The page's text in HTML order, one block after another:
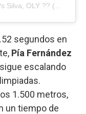
segundos en
Pía Fernández
escalando
1.500 metros,
un tiempo de